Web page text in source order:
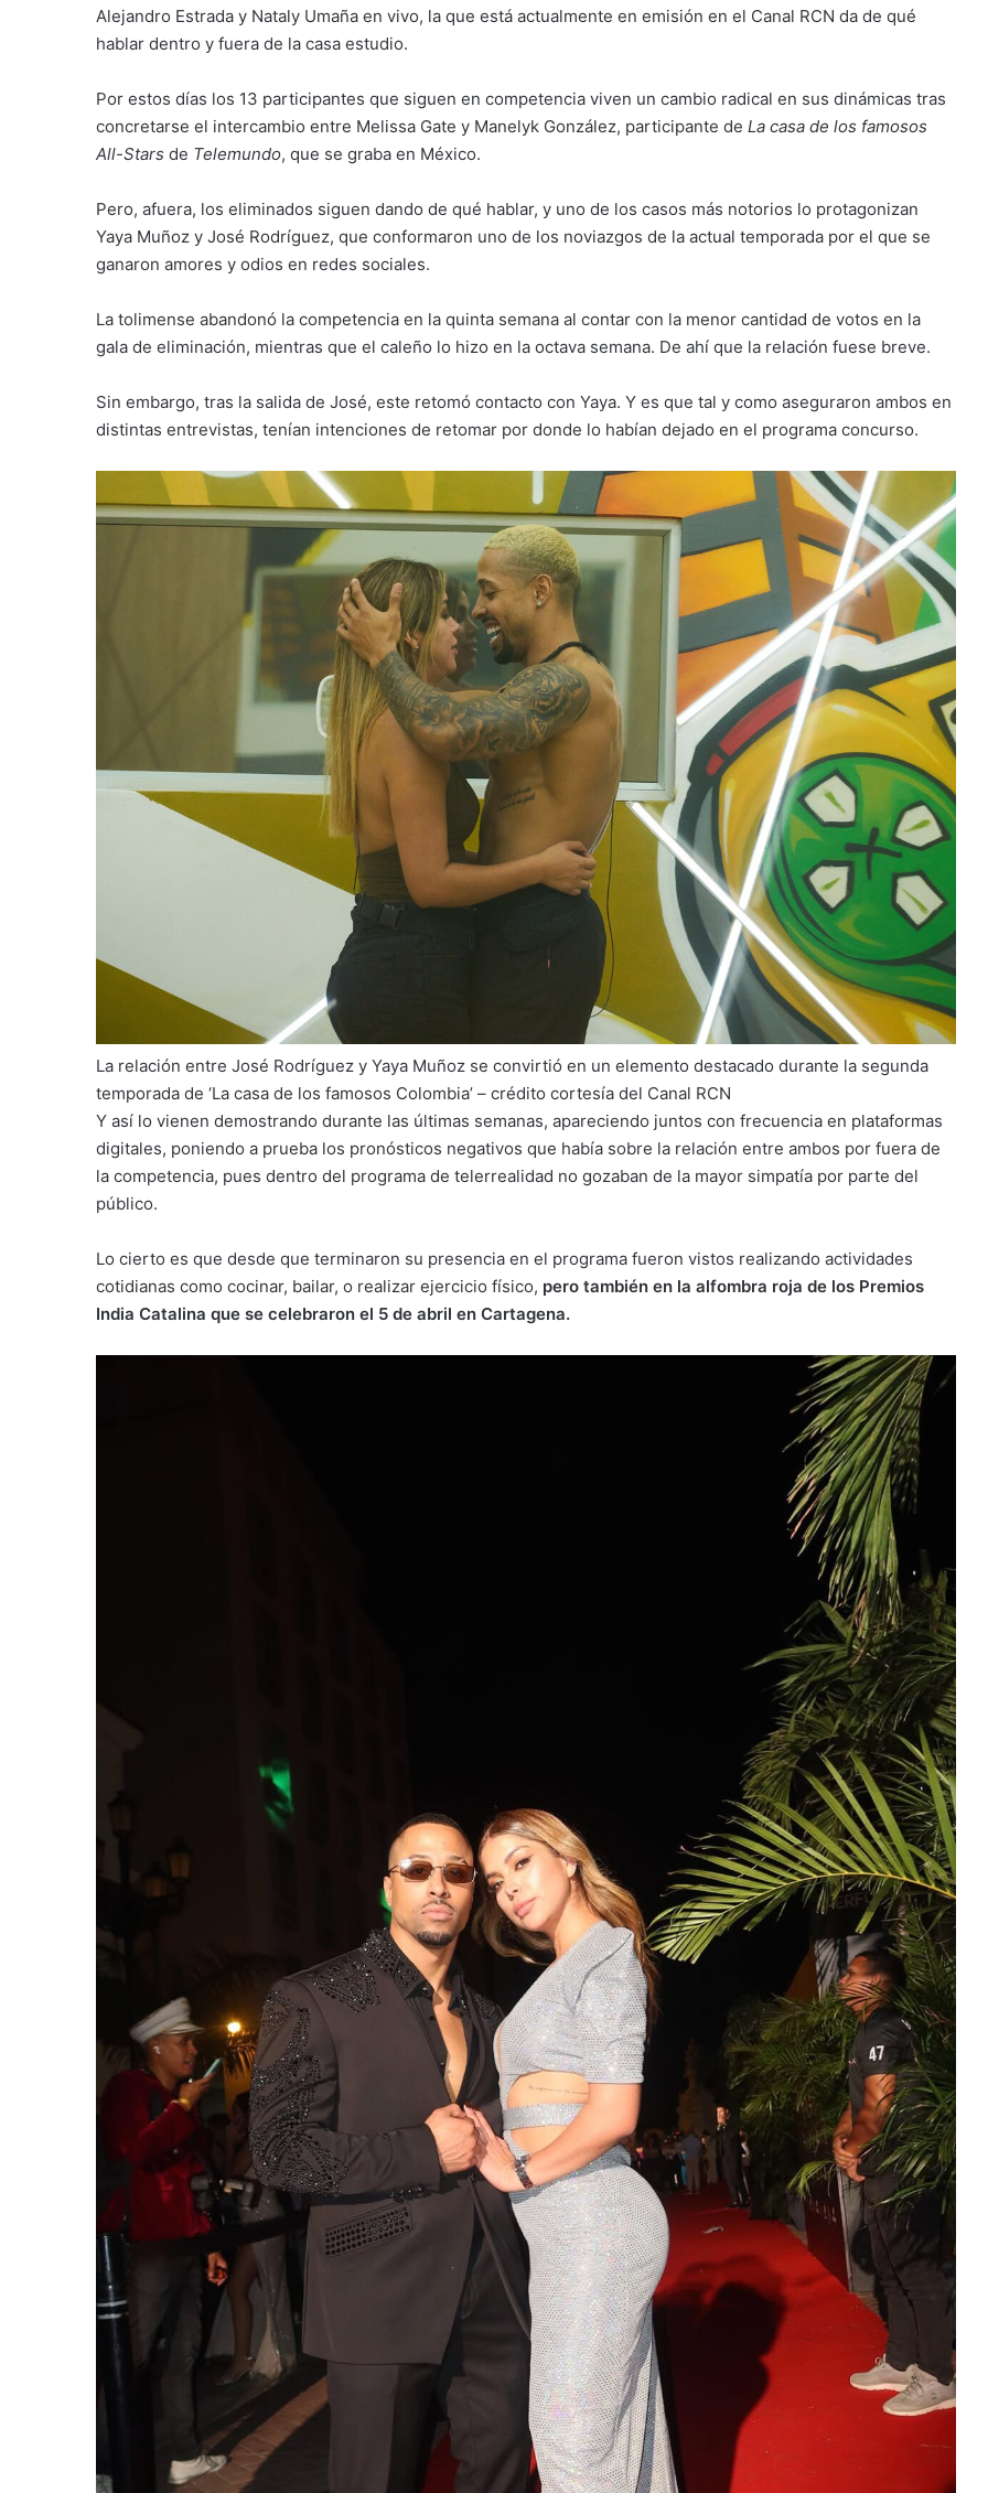
Alejandro Estrada y Nataly Umaña en vivo, la que está actualmente en emisión en el Canal RCN da de qué
hablar dentro y fuera de la casa estudio.
Por estos días los 13 participantes que siguen en competencia viven un cambio radical en sus dinámicas tras
concretarse el intercambio entre Melissa Gate y Manelyk González, participante de La casa de los famosos
All-Stars de Telemundo, que se graba en México.
Pero, afuera, los eliminados siguen dando de qué hablar, y uno de los casos más notorios lo protagonizan
Yaya Muñoz y José Rodríguez, que conformaron uno de los noviazgos de la actual temporada por el que se
ganaron amores y odios en redes sociales.
La tolimense abandonó la competencia en la quinta semana al contar con la menor cantidad de votos en la
gala de eliminación, mientras que el caleño lo hizo en la octava semana. De ahí que la relación fuese breve.
Sin embargo, tras la salida de José, este retomó contacto con Yaya. Y es que tal y como aseguraron ambos en
distintas entrevistas, tenían intenciones de retomar por donde lo habían dejado en el programa concurso.
La relación entre José Rodríguez y Yaya Muñoz se convirtió en un elemento destacado durante la segunda
temporada de ‘La casa de los famosos Colombia’ – crédito cortesía del Canal RCN
Y así lo vienen demostrando durante las últimas semanas, apareciendo juntos con frecuencia en plataformas
digitales, poniendo a prueba los pronósticos negativos que había sobre la relación entre ambos por fuera de
la competencia, pues dentro del programa de telerrealidad no gozaban de la mayor simpatía por parte del
público.
Lo cierto es que desde que terminaron su presencia en el programa fueron vistos realizando actividades
cotidianas como cocinar, bailar, o realizar ejercicio físico, pero también en la alfombra roja de los Premios
India Catalina que se celebraron el 5 de abril en Cartagena.